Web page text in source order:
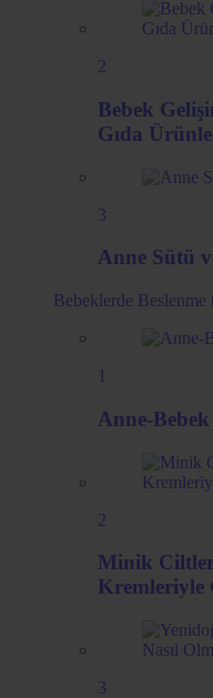
2
Bebek
Gıda
3
Anne Sütü
Bebeklerde Beslenme
1
Anne-
2
Minik
Kremleriyle
3